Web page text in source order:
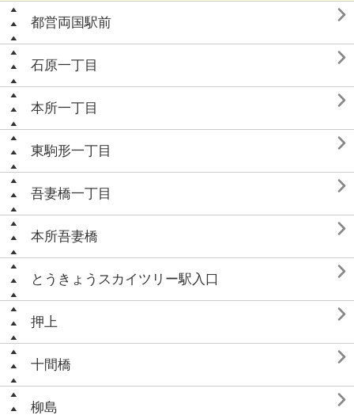
都営両国駅前 
石原一丁目 
本所一丁目 
東駒形一丁目 
吾妻橋一丁目 
本所吾妻橋 
とうきょうスカイツリー駅入口 
押上 
十間橋 
柳島 